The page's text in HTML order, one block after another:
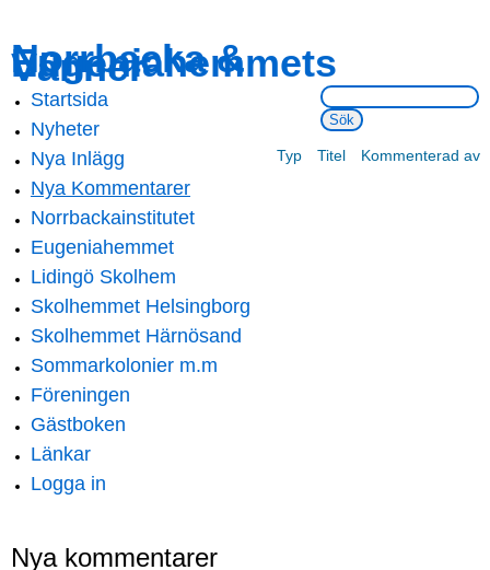
main
content
navigation
Norrbacka &
Eugeniahemmets
Vänner
Sök på webbsidan:
Main menu
Startsida
Nyheter
Nya Inlägg
Nya Kommentarer
Norrbackainstitutet
Eugeniahemmet
Lidingö Skolhem
Skolhemmet Helsingborg
Skolhemmet Härnösand
Sommarkolonier m.m
Föreningen
Gästboken
Länkar
Logga in
Nya kommentarer
Typ Titel Kommenterad av